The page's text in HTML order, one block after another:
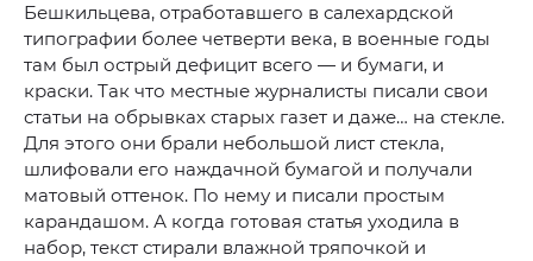
Бешкильцева, отработавшего в салехардской
типографии более четверти века, в военные годы
там был острый дефицит всего — и бумаги, и
краски. Так что местные журналисты писали свои
статьи на обрывках старых газет и даже… на стекле.
Для этого они брали небольшой лист стекла,
шлифовали его наждачной бумагой и получали
матовый оттенок. По нему и писали простым
карандашом. А когда готовая статья уходила в
набор, текст стирали влажной тряпочкой и